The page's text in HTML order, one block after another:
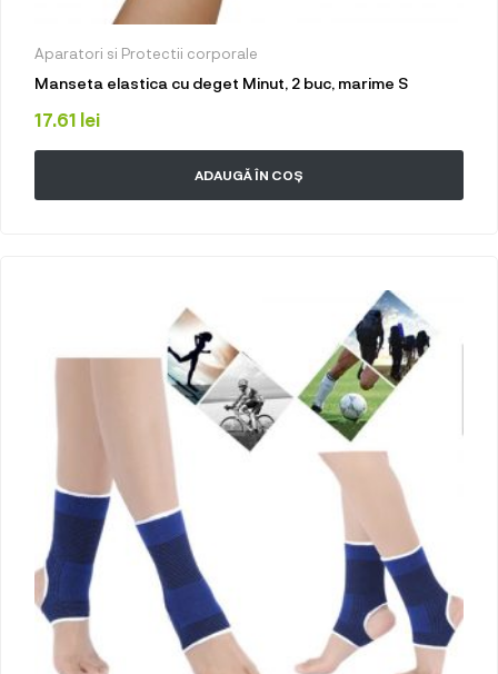
Aparatori si Protectii corporale
Manseta elastica cu deget Minut, 2 buc, marime S
17.61 lei
ADAUGĂ ÎN COȘ